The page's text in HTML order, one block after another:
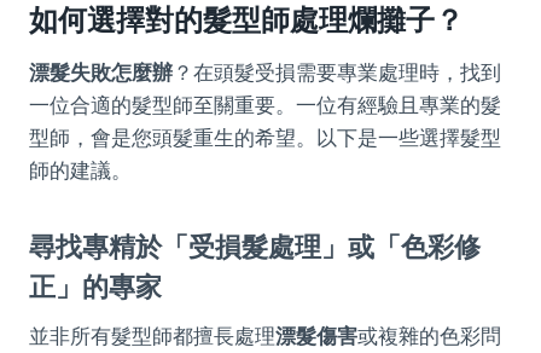
如何選擇對的髮型師處理爛攤子？
漂髮失敗怎麼辦？在頭髮受損需要專業處理時，找到
一位合適的髮型師至關重要。一位有經驗且專業的髮
型師，會是您頭髮重生的希望。以下是一些選擇髮型
師的建議。
尋找專精於「受損髮處理」或「色彩修
正」的專家
並非所有髮型師都擅長處理漂髮傷害或複雜的色彩問